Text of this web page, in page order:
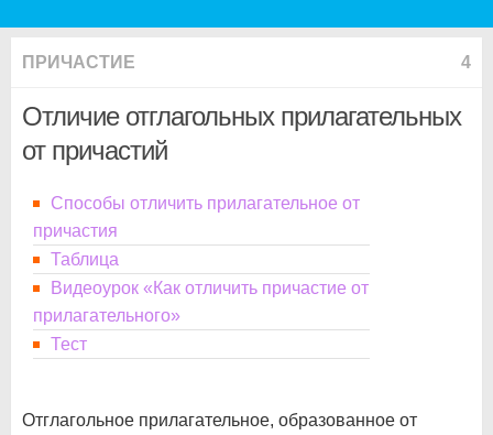
ПРИЧАСТИЕ 4
Отличие отглагольных прилагательных
от причастий
Способы отличить прилагательное от
причастия
Таблица
Видеоурок «Как отличить причастие от
прилагательного»
Тест
Отглагольное прилагательное, образованное от